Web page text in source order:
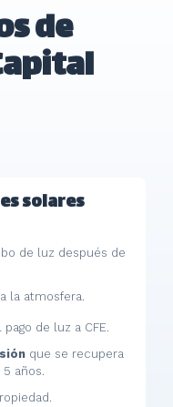
de
solares
de luz después de
a la atmosfera.
de luz a CFE.
que se recupera
años.